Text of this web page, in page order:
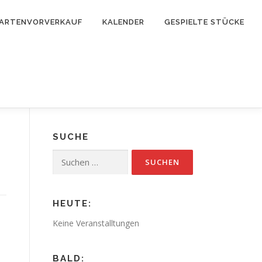
KALENDER GESPIELTE STÜCKE
SUCHE
nach:
HEUTE:
Keine Veranstalltungen
BALD: